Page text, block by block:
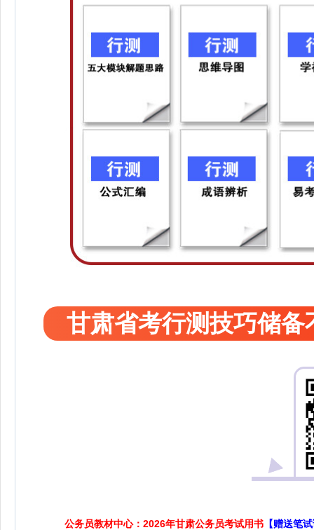
甘肃省考行测技巧储
公务员教材中心：2026年甘肃公务员考试用书 【赠送笔